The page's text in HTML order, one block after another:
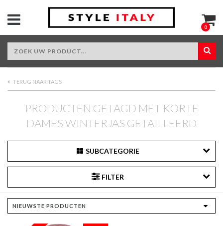
0
TERUG NAAR TAGS
PRODUCTEN GETAGD MET KORTE
DAMES WINTERJAS GETAILLEERD
SUBCATEGORIE
FILTER